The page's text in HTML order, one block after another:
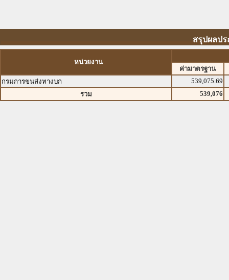
สรุปผลปร
หน่วยงาน
ค่ามาตรฐาน
กรมการขนส่งทางบก
539,075.69
รวม
539,076